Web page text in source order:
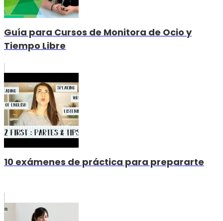
Guía para Cursos de Monitora de Ocio y
Tiempo Libre
10 exámenes de práctica para prepararte